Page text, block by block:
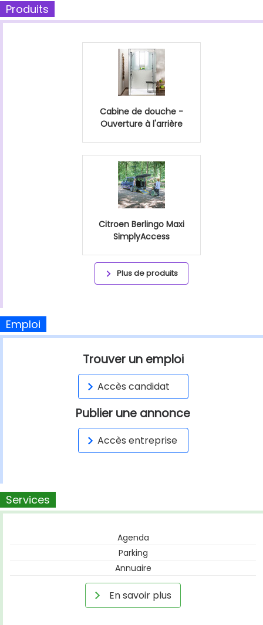
Produits
Cabine de douche -
Ouverture à l'arrière
Citroen Berlingo Maxi
SimplyAccess
Plus de produits
Emploi
Trouver un emploi
Accès candidat
Publier une annonce
Accès entreprise
Services
Agenda
Parking
Annuaire
En savoir plus